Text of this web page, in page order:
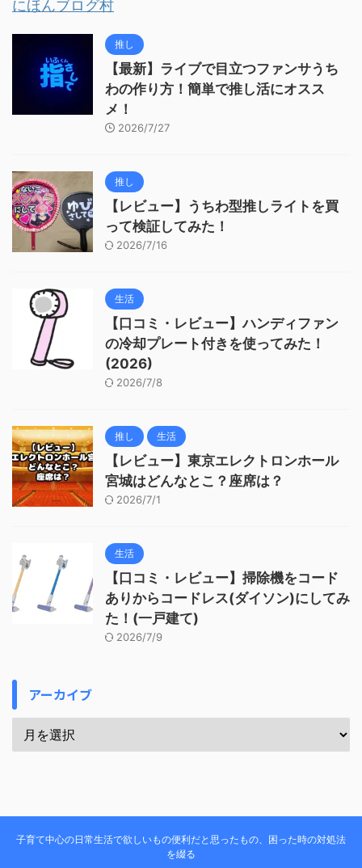
にほんブログ村
推し
【最新】ライブで目立つファンサうち
わの作り方！簡単で推し活にオスス
メ！
2026/7/27
推し
【レビュー】うちわ型推しライトを買
って検証してみた！
2026/7/16
生活
【口コミ・レビュー】ハンディファン
の冷却プレート付きを使ってみた！
(2026)
2026/7/8
推し 生活
【レビュー】東京エレクトロンホール
宮城はどんなとこ？座席は？
2026/7/1
生活
【口コミ・レビュー】掃除機をコード
ありからコードレス(ダイソン)にしてみ
た！(一戸建て)
2026/7/9
アーカイブ
子育て中心の日常生活で欲しいもの便利だと思ったもの、困った時の対処法
を綴る